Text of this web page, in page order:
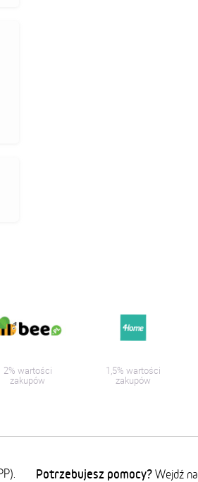
2% wartości
zakupów
1,5% wartości
zakupów
Potrzebujesz pomocy? Wejdź na